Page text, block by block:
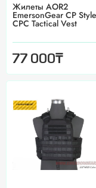
Жилеты AOR2
EmersonGear CP Style
CPC Tactical Vest
77 000₸